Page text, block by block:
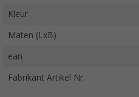
Kleur
Maten (LxB)
ean
Fabrikant Artikel Nr.